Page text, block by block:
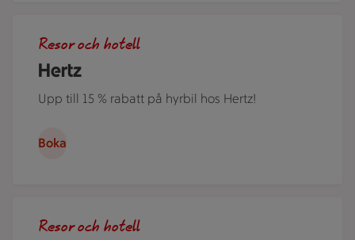
Hertz
Resor och hotell
Upp till 15 % rabatt på hyrbil hos Hertz!
Boka
Resor och hotell